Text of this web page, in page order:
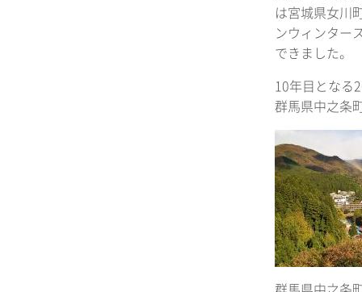
は宮城県女川
ンウィンター
できました。
10年目となる
群馬県中之条